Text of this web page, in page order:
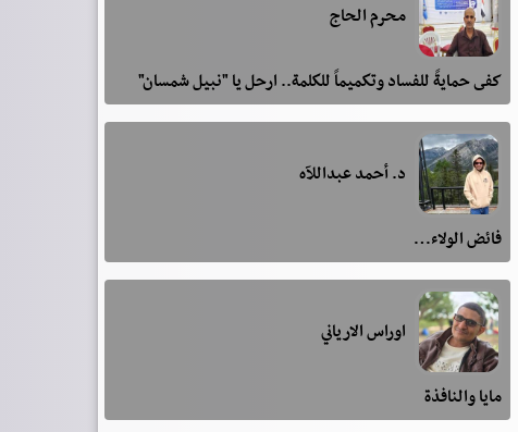
محرم الحاج
كفى حمايةً للفساد وتكميماً للكلمة.. ارحل يا "نبيل شمسان"
د. أحمد عبداللآه
فائض الولاء…
اوراس الارياني
مايا والنافذة